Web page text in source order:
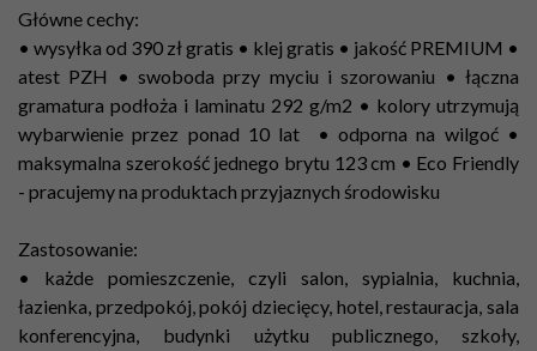
Główne cechy:
• wysyłka od 390 zł gratis • klej gratis • jakość PREMIUM •
atest PZH • swoboda przy myciu i szorowaniu • łączna
gramatura podłoża i laminatu 292 g/m2 • kolory utrzymują
wybarwienie przez ponad 10 lat • odporna na wilgoć •
maksymalna szerokość jednego brytu 123 cm • Eco Friendly
- pracujemy na produktach przyjaznych środowisku
Zastosowanie:
• każde pomieszczenie, czyli salon, sypialnia, kuchnia,
łazienka, przedpokój, pokój dziecięcy, hotel, restauracja, sala
konferencyjna, budynki użytku publicznego, szkoły,